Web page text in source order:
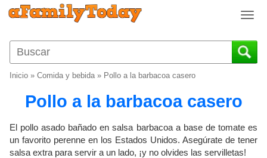
T
g
g
Inicio » Comida y bebida» Pollo a la barbacoa casero
Pollo a la barbacoa casero
El pollo asado bañado en salsa barbacoa a base de tomate es
un favorito perenne en los Estados Unidos. Asegúrate de tener
salsa extra para servir a un lado, ¡y no olvides las servilletas!